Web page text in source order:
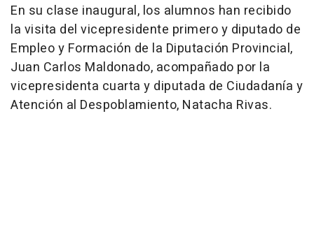
En su clase inaugural, los alumnos han recibido
la visita del vicepresidente primero y diputado de
Empleo y Formación de la Diputación Provincial,
Juan Carlos Maldonado, acompañado por la
vicepresidenta cuarta y diputada de Ciudadanía y
Atención al Despoblamiento, Natacha Rivas.